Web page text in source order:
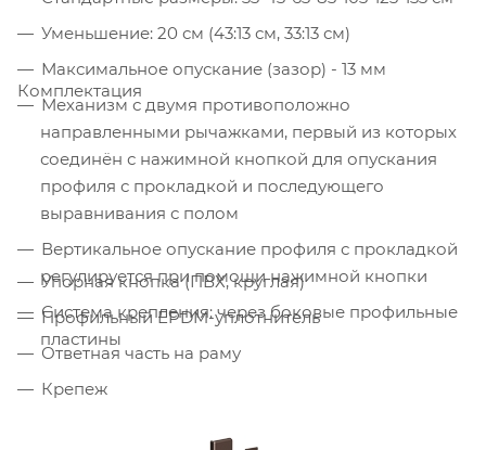
Уменьшение: 20 см (43:13 см, 33:13 см)
Максимальное опускание (зазор) - 13 мм
Механизм с двумя противоположно
направленными рычажками, первый из которых
соединён с нажимной кнопкой для опускания
профиля с прокладкой и последующего
выравнивания с полом
Вертикальное опускание профиля с прокладкой
регулируется при помощи нажимной кнопки
Система крепления: через боковые профильные
пластины
Комплектация
Упорная кнопка (ПВХ, круглая)
Профильный EPDM-уплотнитель
Ответная часть на раму
Крепеж